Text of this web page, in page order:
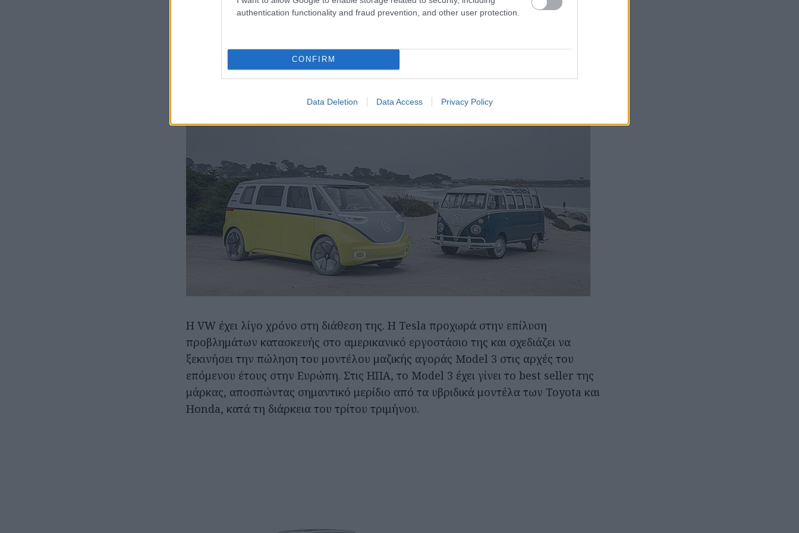
authentication functionality and fraud prevention, and other user protection.
CONFIRM
Data Deletion Data Access Privacy Policy
να υπερασπιστεί την ηγετική της θέση παγκοσμίως μεταξύ των αντιπάλων της, ενώ
παράλληλα αντιμετωπίζει νέες εναλλακτικές λύσεις έναντι της παραδοσιακής
Η VW έχει λίγο χρόνο στη διάθεση της. Η Tesla προχωρά στην επίλυση
προβλημάτων κατασκευής στο αμερικανικό εργοστάσιο της και σχεδιάζει να
ξεκινήσει την πώληση του μοντέλου μαζικής αγοράς Model 3 στις αρχές του
επόμενου έτους στην Ευρώπη. Στις ΗΠΑ, το Model 3 έχει γίνει το best seller της
μάρκας, αποσπώντας σημαντικό μερίδιο από τα υβριδικά μοντέλα των Toyota και
Honda, κατά τη διάρκεια του τρίτου τριμήνου.